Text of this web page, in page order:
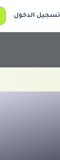
تسجيل الدخول